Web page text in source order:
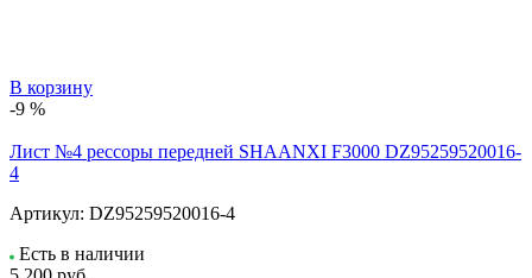
В корзину
-9 %
Лист №4 рессоры передней SHAANXI F3000 DZ95259520016-
4
Артикул: DZ95259520016-4
Есть в наличии